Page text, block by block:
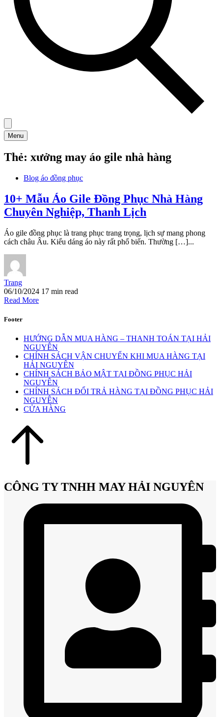
Menu
Thẻ: xưởng may áo gile nhà hàng
Blog áo đồng phục
10+ Mẫu Áo Gile Đồng Phục Nhà Hàng
Chuyên Nghiệp, Thanh Lịch
Áo gile đồng phục là trang phục trang trọng, lịch sự mang phong
cách châu Âu. Kiểu dáng áo này rất phổ biến. Thường […]...
Trang
06/10/2024 17 min read
Read More
Footer
HƯỚNG DẪN MUA HÀNG – THANH TOÁN TẠI HẢI
NGUYÊN
CHÍNH SÁCH VẬN CHUYỂN KHI MUA HÀNG TẠI
HẢI NGUYÊN
CHÍNH SÁCH BẢO MẬT TẠI ĐỒNG PHỤC HẢI
NGUYÊN
CHÍNH SÁCH ĐỔI TRẢ HÀNG TẠI ĐỒNG PHỤC HẢI
NGUYÊN
CỬA HÀNG
CÔNG TY TNHH MAY HẢI NGUYÊN